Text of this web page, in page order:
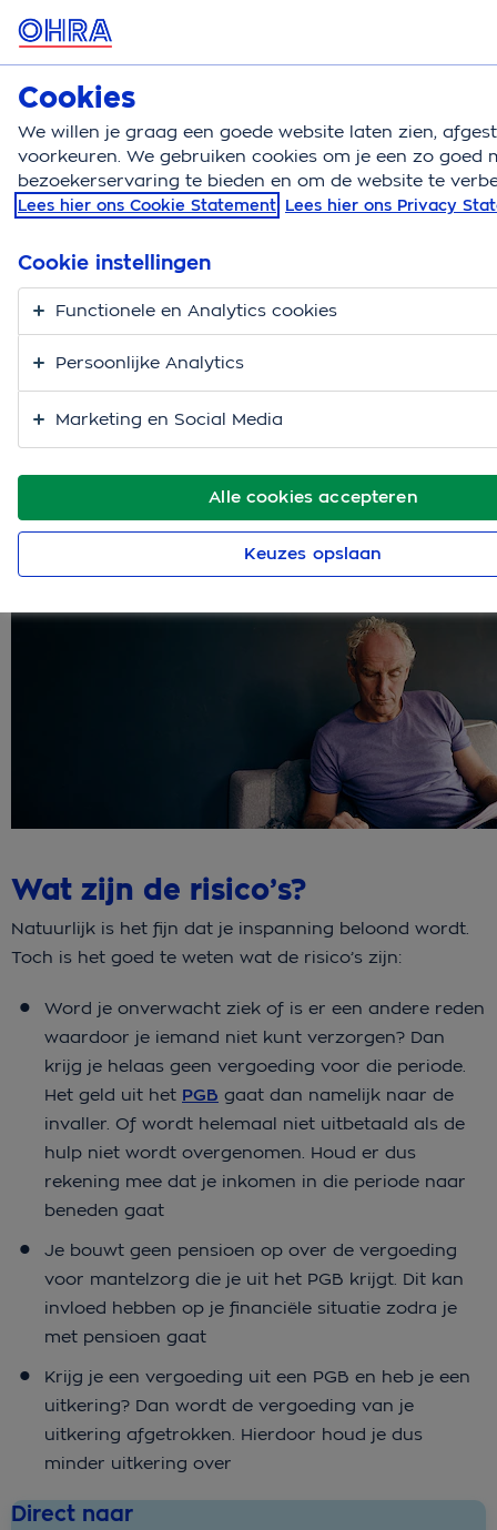
MENU
Zorgverzekering
Zorgverzekering Zorgassistent Financiele
Omdat je wilt weten
wat de financiële
gevolgen zijn
Ben je mantelzorger? Dat is best een zware taak. Je
moet zorg regelen, afspraken maken en misschien
ook de financiën beheren. Dit laatste is vaak het geval
als degene voor wie je zorgt een Persoonsgebonden
budget (PGB) heeft. Het PGB is bedoeld om de
zorgkosten te betalen. Word jij als mantelzorger ook
betaald uit het PGB? Dan kan dat financiële gevolgen
hebben.
Wat zijn de risico’s?
Natuurlijk is het fijn dat je inspanning beloond wordt.
Toch is het goed te weten wat de risico’s zijn:
Word je onverwacht ziek of is er een andere reden
waardoor je iemand niet kunt verzorgen? Dan
krijg je helaas geen vergoeding voor die periode.
Het geld uit het PGB gaat dan namelijk naar de
invaller. Of wordt helemaal niet uitbetaald als de
hulp niet wordt overgenomen. Houd er dus
rekening mee dat je inkomen in die periode naar
beneden gaat
Je bouwt geen pensioen op over de vergoeding
voor mantelzorg die je uit het PGB krijgt. Dit kan
invloed hebben op je financiële situatie zodra je
met pensioen gaat
Krijg je een vergoeding uit een PGB en heb je een
uitkering? Dan wordt de vergoeding van je
uitkering afgetrokken. Hierdoor houd je dus
minder uitkering over
Direct naar
Cookies
We willen je graag een goede website laten zien,
voorkeuren. We gebruiken cookies om je een zo goed
bezoekerservaring te bieden en om de website te
Lees hier ons Cookie Statement Lees hier ons Privacy
Alle cookies accepteren
Cookie instellingen
Functionele en Analytics cookies
Persoonlijke Analytics
Marketing en Social Media
Keuzes opslaan